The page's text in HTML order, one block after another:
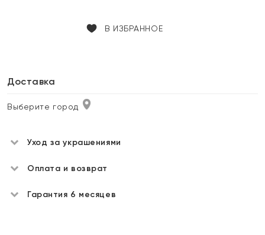
В ИЗБРАННОЕ
Доставка
Выберите город
Уход за украшениями
Оплата и возврат
Гарантия 6 месяцев